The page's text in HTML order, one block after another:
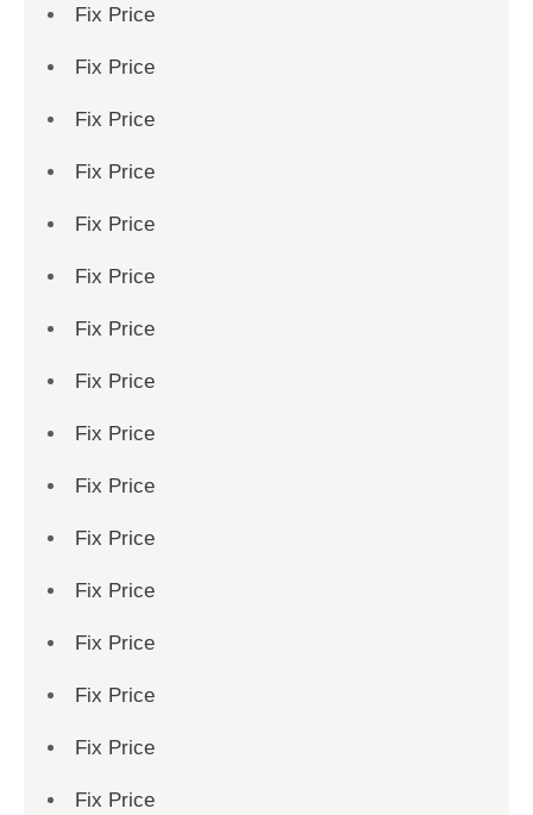
Fix Price
Fix Price
Fix Price
Fix Price
Fix Price
Fix Price
Fix Price
Fix Price
Fix Price
Fix Price
Fix Price
Fix Price
Fix Price
Fix Price
Fix Price
Fix Price